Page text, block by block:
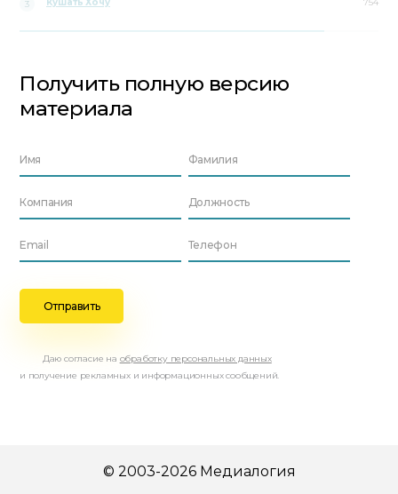
3
Получить полную версию
материала
Даю согласие на обработку персональных данных
и получение рекламных и информационных сообщений.
© 2003-2026 Медиалогия